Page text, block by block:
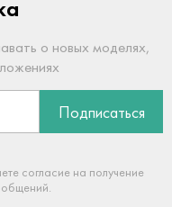
о новых моделях,
Подписаться
согласие на получение